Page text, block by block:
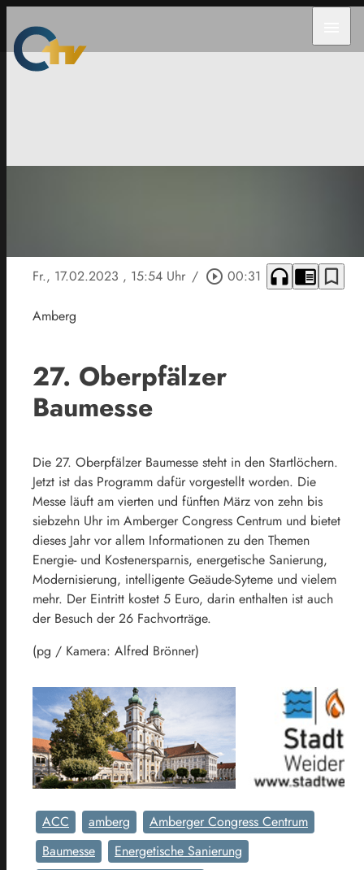
Fr., 17.02.2023 , 15:54 Uhr / play_circle_outline 00:31 headphones chrome_reader_mode bookmark_border
Amberg
27. Oberpfälzer
Baumesse
Die 27. Oberpfälzer Baumesse steht in den Startlöchern.
Jetzt ist das Programm dafür vorgestellt worden. Die
Messe läuft am vierten und fünften März von zehn bis
siebzehn Uhr im Amberger Congress Centrum und bietet
dieses Jahr vor allem Informationen zu den Themen
Energie- und Kostenersparnis, energetische Sanierung,
Modernisierung, intelligente Geäude-Syteme und vielem
mehr. Der Eintritt kostet 5 Euro, darin enthalten ist auch
der Besuch der 26 Fachvorträge.
(pg / Kamera: Alfred Brönner)
ACC amberg
Amberger Congress Centrum
Baumesse
Energetische Sanierung